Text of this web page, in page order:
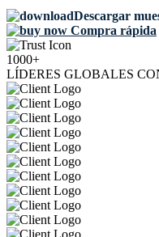
Descargar
Compra rápida
1000+
LÍDERES GLOBALES